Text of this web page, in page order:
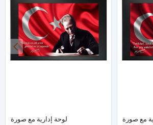
لوحة إدارية مع صورة مع صورة